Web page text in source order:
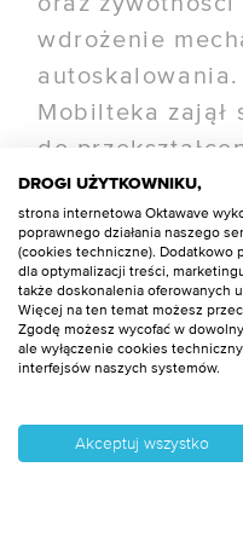
wdrożenie
Mobilteka zajął
do
systemu na
Współpraca
dokonać
środowisk
bazodanowych
DROGI UŻYTKOWNIKU,
strona internetowa Oktawave
poprawnego działania naszego
(cookies techniczne). Dodatkowo
dla optymalizacji treści,
także doskonalenia oferowanych
Więcej na ten temat możesz
Zgodę możesz wycofać w
ale wyłączenie cookies
interfejsów naszych systemów.
Akceptuj wszystko